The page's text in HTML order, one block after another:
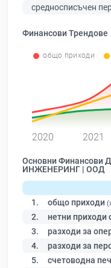
средносписъчен
Финансови Трендове
общо приходи
2020 2021
Основни Финансови
ИНЖЕНЕРИНГ | ООД
1. общо приходи
2. нетни приходи
3. разходи за
4. разходи за
5. счетоводна